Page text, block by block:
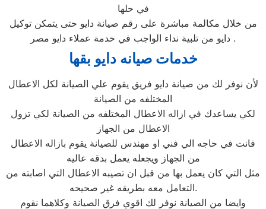
في حلها
من خلال مكالمة مباشرة على رقم صيانة دايو حتى يتمكن توكيل
دايو من تلبية نداء الواجب في خدمة عملاء دايو مصر .
خدمات صيانه دايو بقها
لأن نوفر لك من صيانة دايو فريق يقوم علي الصيانة لكل الاعطال
المختلفه من الصيانة
لكي يساعدك في ازاله الاعطال المختلفه من الصيانة لكي تزول
الاعطال من الجهاز
فانت في حاجه الي فني او مهندس للصيانة يقوم بازاله الاعطال
من الجهاز ويجعله يعمل بدقه عاليه
مثل التي كان يعمل بها من قبل ان تصيبه الاعطال التي اصابته من
التعامل معه بطريقه غير صحيحه.
وايضا من الصيانة نوفر لك اقوي فرق الصيانة وكلاهما نقوم